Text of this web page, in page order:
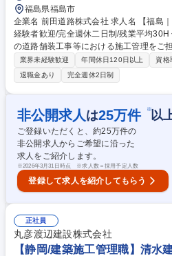
福島県福島市
企業名 前田道路株式会社 求人名 【福島｜1級土木施工管理/勤務地限定】
経験者歓迎/完全週休二日制/残業平均30H 仕事の内容 【概要】 官公庁発注
の道路舗装工事等における施工管理をご
監理技術者として、現場の最前線でご活
【詳細】・工程・品質・安全・原価の4大
せ、協議、および報告対応 ・協力会社の
理 ・施工計画書や工程表など各種提出書
管理、品質記録の整備 ・中間・完成検査
回による進捗確認 等 募集職種 【福島｜1級土木施工管理/勤務地限定】経
験者歓迎/完全週休二日制/残業平均30H
業界未経験歓迎 年間休日120日以上 資格
退職金あり
完全週休2日制
非公開求人 は25万件 ※以
ご登録いただくと、約25万件の
非公開求人からご希望に沿った
求人をご紹介します。
※2026年3月31日時点 ※求人数＝採用予定人数
登録して求人を紹介してもらう
正社員
丸彦渡辺建設株式会社
【静岡/建築施工管理職】清水